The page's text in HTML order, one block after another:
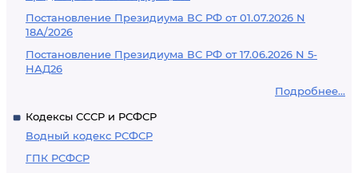
Постановление Президиума ВС РФ от 01.07.2026 N
18А/2026
Постановление Президиума ВС РФ от 17.06.2026 N 5-
НАД26
Подробнее...
Кодексы СССР и РСФСР
Водный кодекс РСФСР
ГПК РСФСР